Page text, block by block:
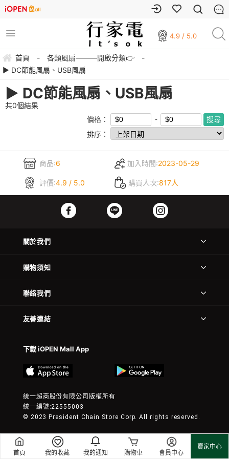
首頁 我的收藏 我的通知 購物車 會員中心
賣家中心
4.9 / 5.0
首頁 - 各類風扇———開啟分類👉
-
▶︎ DC節能風扇、USB風扇
▶︎ DC節能風扇、USB風扇
共0個結果
價格：
排序：
商品:6 加入時間:2023-05-29
評價:4.9 / 5.0 購買人次:817人
關於我們
購物須知
聯絡我們
友善連結
下載 iOPEN Mall App
統一超商股份有限公司版權所有
統一編號:22555003
© 2023 President Chain Store Corp. All rights reserved.